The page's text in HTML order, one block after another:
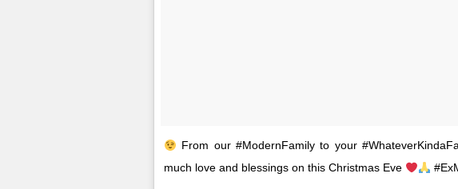
From our #ModernFamily to your
much love and blessings on this Christmas Eve